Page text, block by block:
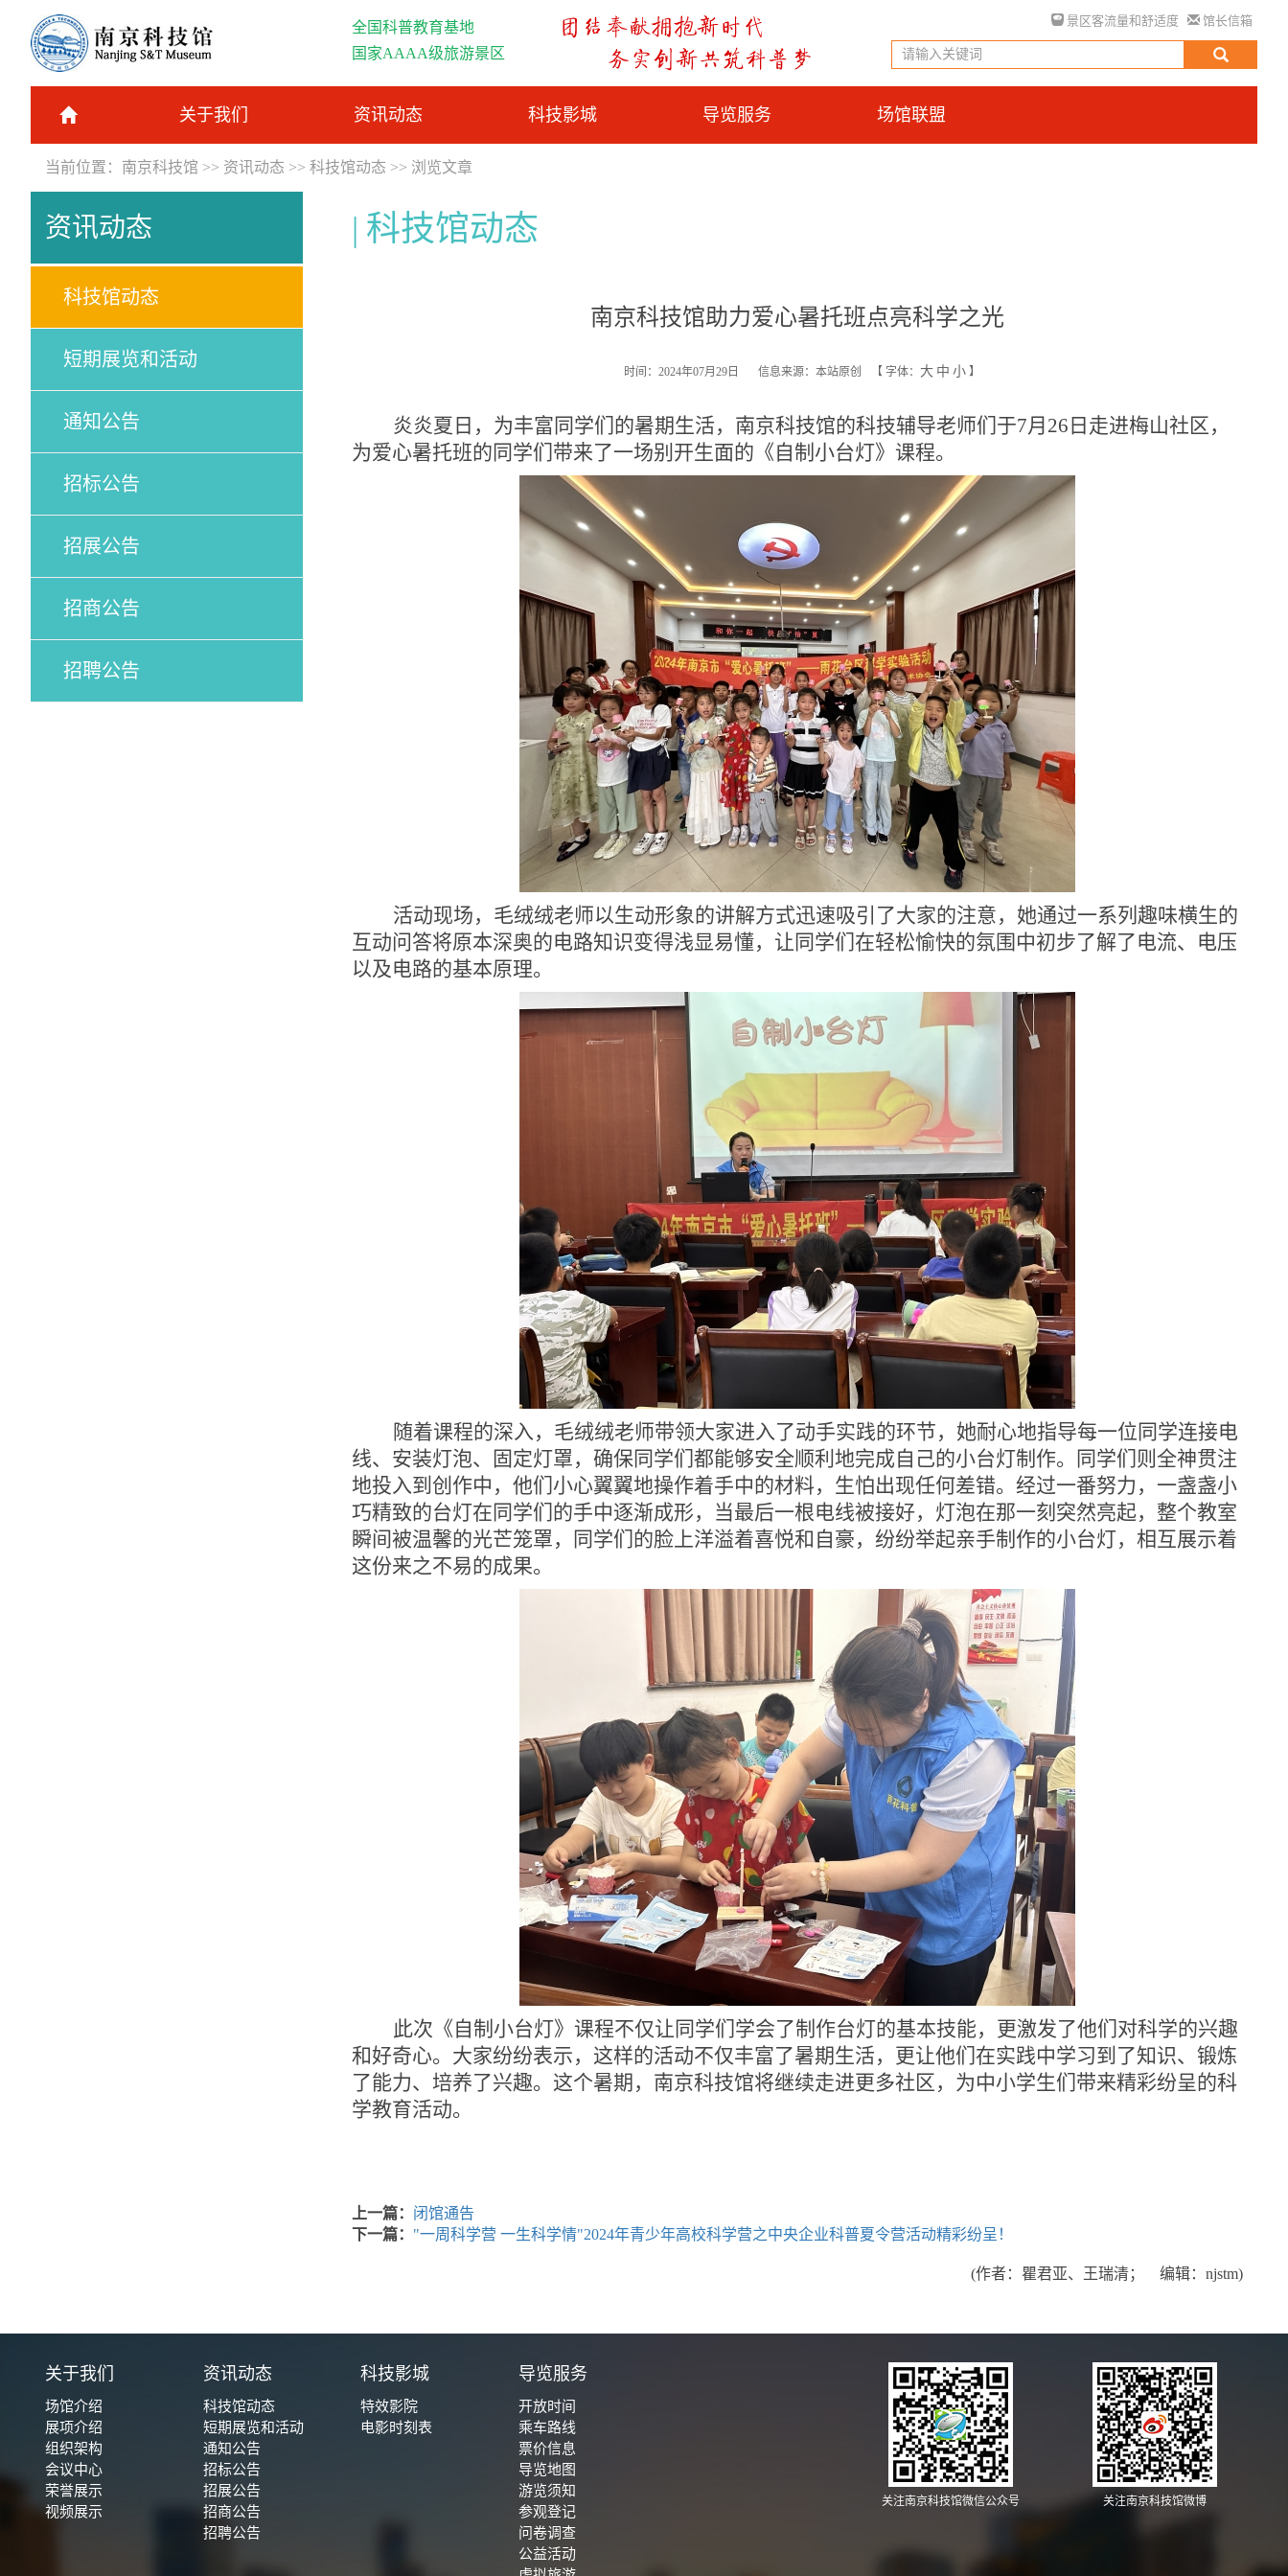
全国科普教育基地
国家AAAA级旅游景区
景区客流量和舒适度 馆长信箱
关于我们 资讯动态 科技影城 导览服务 场馆联盟
当前位置： 南京科技馆 >> 资讯动态 >> 科技馆动态 >> 浏览文章
资讯动态
科技馆动态
短期展览和活动
通知公告
招标公告
招展公告
招商公告
招聘公告
科技馆动态
南京科技馆助力爱心暑托班点亮科学之光
时间：2024年07月29日 信息来源：本站原创 【 字体： 大 中 小 】
炎炎夏日 ，为丰富同学们的暑期生活，南京科技馆的科技辅导老师们于7月 26 日 走进梅山社区，
为爱心暑托班的同学们带来了一场别开生面的《自制小台灯》课程。
活动现场，毛绒绒老师以生动形象的讲解方式迅速吸引了大家的注意， 她通过一系列趣味横生的
互动问答将原本深奥的电路知识变得浅显易懂，让 同学们在轻松愉快的氛围中初步了解了电流、电压
以及电路的基本原理。
随着课程的深入，毛绒绒老师带领大家进入了动手实践的环节， 她耐心地指导每一位同学连接电
线、安装灯泡、固定灯罩，确保同学们都能够安全顺利地完成自己的小台灯制作。 同学们则全神贯注
地投入到创作中，他们小心翼翼地操作着手中的材料，生怕出现任何差错。经过一番努力，一盏盏小
巧精致的台灯在同学们的手中逐渐成形，当最后一根电线被接好， 灯泡在那一刻突然亮起，整个教室
瞬间被温馨的光芒笼罩，
同学们的脸上洋溢着喜悦和自豪，纷纷举起亲手制作的小台灯，相互展示着
这份来之不易的成果。
此次《自制小台灯》课程不仅让 同学们学会了制作台灯的基本技能，更激发了他们对科学的兴趣
和好奇心。大家纷纷表示，这样的活动不仅丰富了暑期生活，更让他们在实践中学习到了知识、锻炼
了能力、培养了兴趣。 这个暑期 ，南京科技馆将继续走进更多社区， 为中小学生们带来精彩纷呈的科
学教育活动。
上一篇： 闭馆通告
下一篇： "一周科学营 一生科学情"2024年青少年高校科学营之中央企业科普夏令营活动精彩纷呈！
(作者：瞿君亚、王瑞清； 编辑：njstm)
关于我们
场馆介绍
展项介绍
组织架构
会议中心
荣誉展示
视频展示
资讯动态
科技馆动态
短期展览和活动
通知公告
招标公告
招展公告
招商公告
招聘公告
科技影城
特效影院
电影时刻表
导览服务
开放时间
乘车路线
票价信息
导览地图
游览须知
参观登记
问卷调查
公益活动
关注南京科技馆微信公众号 关注南京科技馆微博